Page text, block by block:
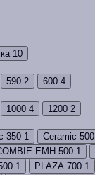
10
590 2 600 4
1000 4 1200 2
350 1 Ceramic 500
EMH 500 1
1 PLAZA 700 1